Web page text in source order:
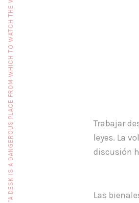
Trabajar
leyes. La
discusión
Las
"A DESK IS A DANGEROUS PLACE FROM WHICH TO WATCH THE WORLD" (JOHN LE CARRÉ)